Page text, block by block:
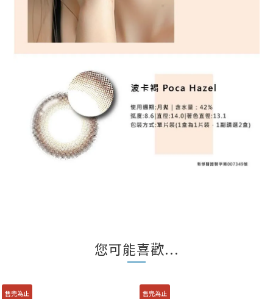
您可能喜歡...
售完為止 售完為止